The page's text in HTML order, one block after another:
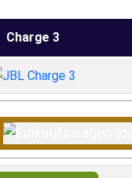
Charge 3